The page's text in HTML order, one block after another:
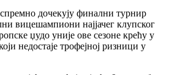
дочекују финални турнир
вицешампиони најјачег клупског
џудо уније ове сезоне крећу у
недостаје трофејној ризници у